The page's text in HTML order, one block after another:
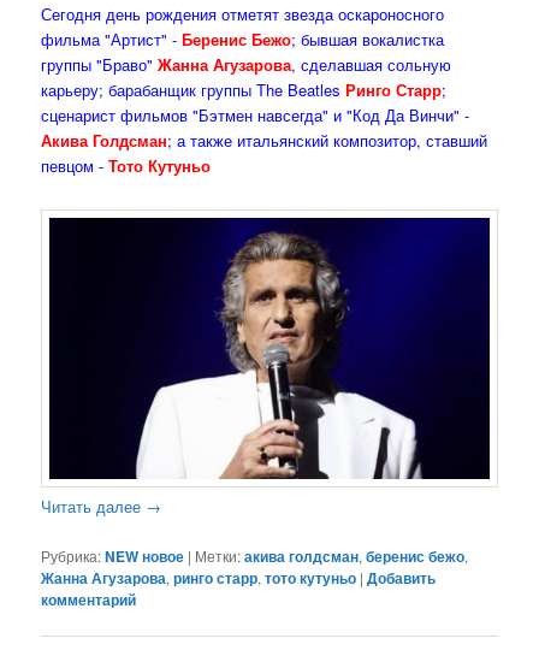
Сегодня день рождения отметят звезда оскароносного
фильма "Артист" - Беренис Бежо; бывшая вокалистка
группы "Браво"Жанна Агузарова, сделавшая сольную
карьеру; барабанщик группы The BeatlesРинго Старр;
сценарист фильмов "Бэтмен навсегда" и "Код Да Винчи" -
Акива Голдсман; а также итальянский композитор, ставший
певцом -Тото Кутуньо
Читать далее →
Рубрика:NEW новое | Метки:акива голдсман,беренис бежо,
Жанна Агузарова,ринго старр,тото кутуньо |Добавить
комментарий